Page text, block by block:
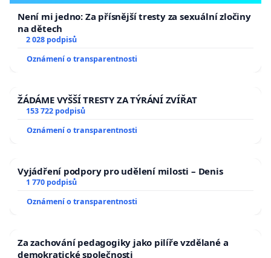
Není mi jedno: Za přísnější tresty za sexuální zločiny
na dětech
2 028 podpisů
Oznámení o transparentnosti
ŽÁDÁME VYŠŠÍ TRESTY ZA TÝRÁNÍ ZVÍŘAT
153 722 podpisů
Oznámení o transparentnosti
Vyjádření podpory pro udělení milosti – Denis
1 770 podpisů
Oznámení o transparentnosti
Za zachování pedagogiky jako pilíře vzdělané a
demokratické společnosti